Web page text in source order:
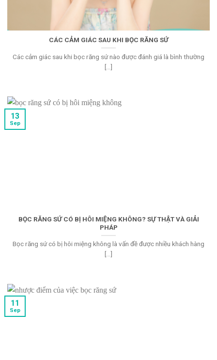
CÁC CẢM GIÁC SAU KHI BỌC RĂNG SỨ
Các cảm giác sau khi bọc răng sứ nào được đánh giá là bình thường
[...]
BỌC RĂNG SỨ CÓ BỊ HÔI MIỆNG KHÔNG? SỰ THẬT VÀ GIẢI
PHÁP
Bọc răng sứ có bị hôi miệng không là vấn đề được nhiều khách hàng
[...]
13
Sep
11
Sep